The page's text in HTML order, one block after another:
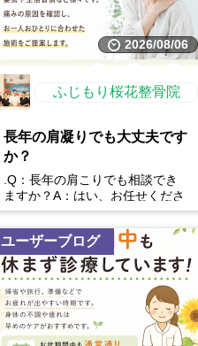
2026/08/06
ふじもり桜花整骨院
長年の肩凝りでも大丈夫です
か？
.Q：長年の肩こりでも相談でき
ますか？A：はい、お任せくださ
い。慢性的な肩こりの原因は姿勢
や生活習慣など様々です。...
ユーザーブログ